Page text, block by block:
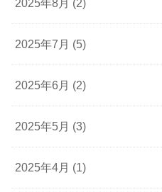
2025年8月 (2)
2025年7月 (5)
2025年6月 (2)
2025年5月 (3)
2025年4月 (1)